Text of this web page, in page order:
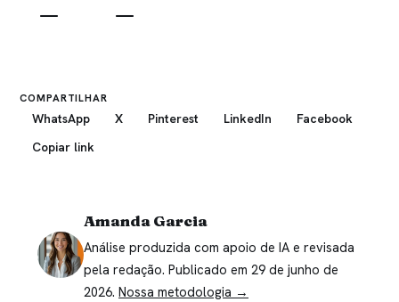
— —
COMPARTILHAR
WhatsApp X Pinterest LinkedIn
Facebook
Copiar link
Amanda Garcia
Análise produzida com apoio de IA e revisada
pela redação. Publicado em 29 de junho de
2026. Nossa metodologia →